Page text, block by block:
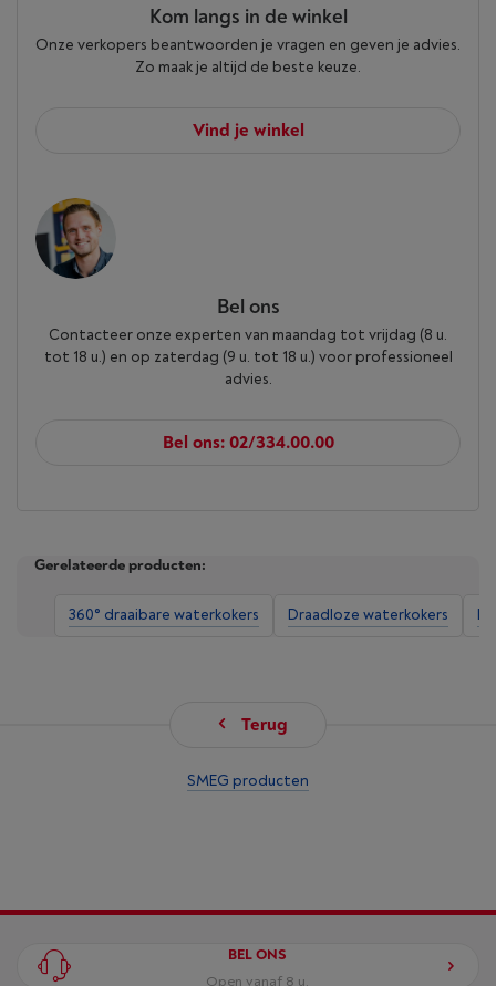
Kom langs in de winkel
Onze verkopers beantwoorden je vragen en geven je advies.
Zo maak je altijd de beste keuze.
Vind je winkel
Bel ons
Contacteer onze experten van maandag tot vrijdag (8 u.
tot 18 u.) en op zaterdag (9 u. tot 18 u.) voor professioneel
advies.
Bel ons: 02/334.00.00
Gerelateerde producten:
360° draaibare waterkokers Draadloze waterkokers
Terug
SMEG producten
BEL ONS
Open vanaf 8 u.